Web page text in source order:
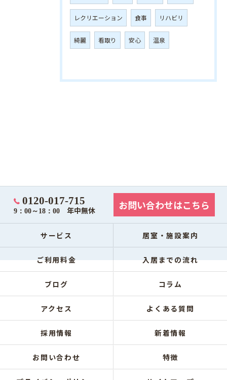
レクリエーション 食事 リハビリ
綺麗 看取り 安心 温泉
0120-017-715
9：00～18：00 年中無休 お問い合わせはこちら
サービス 居室・施設案内
ご利用料金 入居までの流れ
ブログ コラム
アクセス よくある質問
採用情報 新着情報
お問い合わせ 特徴